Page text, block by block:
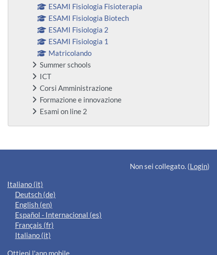
ESAMI Fisiologia Fisioterapia
ESAMI Fisiologia Biotech
ESAMI Fisiologia 2
ESAMI Fisiologia 1
Matricolando
Summer schools
ICT
Corsi Amministrazione
Formazione e innovazione
Esami on line 2
Blocchi supplementari
Non sei collegato. (Login)
Italiano ‎(it)‎
Deutsch ‎(de)‎
English ‎(en)‎
Español - Internacional ‎(es)‎
Français ‎(fr)‎
Italiano ‎(it)‎
Ottieni l'app mobile